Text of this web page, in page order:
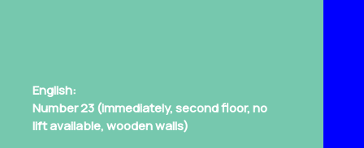
English:
Number 23 (immediately, second floor, no
lift available, wooden walls)